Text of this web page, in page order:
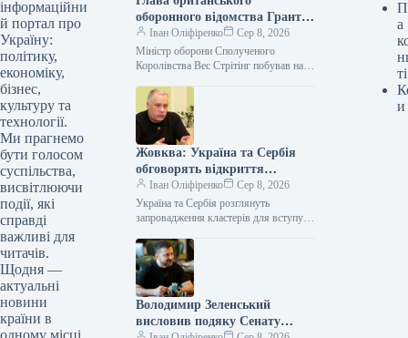
інформаційни
й портал про
Україну:
політику,
економіку,
бізнес,
культуру та
технології.
Ми прагнемо
бути голосом
суспільства,
висвітлюючи
події, які
справді
важливі для
читачів.
Щодня —
актуальні
новини
країни в
оборонного відомства Грант
Шеппс побував на місцях
російських атак у столиці
України.
Іван Оліфіренко
Сер 8, 2026
Міністр оборони Сполученого
Королівства Вес Стрітінг побував на
07.08.2026 21:26 Укрінформ Очільник
оборонного відомства…
Жовква: Україна та Сербія
обговорять відкриття
кластерів для вступу до ЄС
Іван Оліфіренко
Сер 8, 2026
Україна та Сербія розглянуть
запровадження кластерів для вступу
Укрінформ Україна та Сербія
обговорять теми,…
Володимир Зеленський
висловив подяку Сенату
а
ті
и